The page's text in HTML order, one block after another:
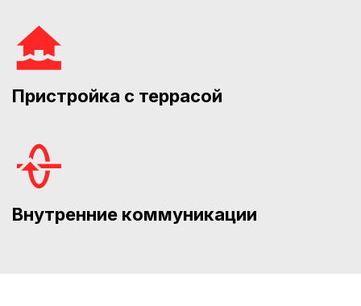
Пристройка с террасой
Внутренние коммуникации